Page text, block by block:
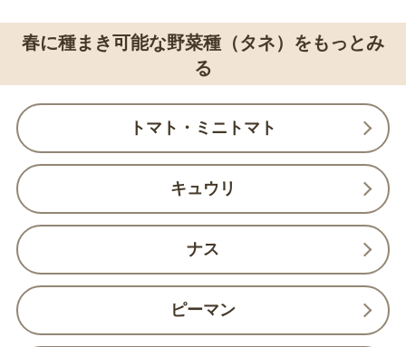
春に種まき可能な野菜種（タネ）をもっとみ
る
トマト・ミニトマト
キュウリ
ナス
ピーマン